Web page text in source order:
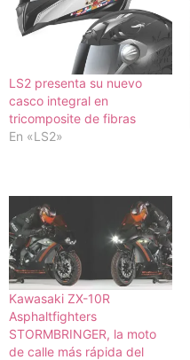
LS2 presenta su nuevo
casco integral en
tricomposite de fibras
En «LS2»
Kawasaki ZX-10R
Asphaltfighters
STORMBRINGER, la moto
de calle más rápida del